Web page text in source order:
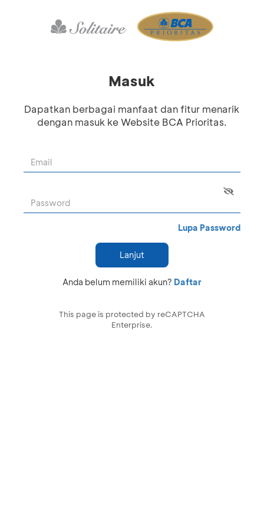
Masuk
Dapatkan berbagai manfaat dan fitur menarik
dengan masuk ke Website BCA Prioritas.
Lupa Password
Lanjut
Anda belum memiliki akun? Daftar
This page is protected by reCAPTCHA
Enterprise.